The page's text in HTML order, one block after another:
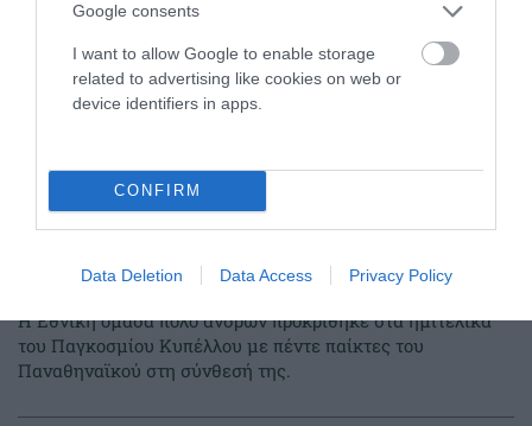
Google consents
I want to allow Google to enable storage
related to advertising like cookies on web or
device identifiers in apps.
CONFIRM
Data Deletion Data Access Privacy Policy
Στην τετράδα η Εθνική πόλο με
πέντε «πράσινους»
Η Εθνική ομάδα πόλο ανδρών προκρίθηκε στα ημιτελικά
του Παγκοσμίου Κυπέλλου με πέντε παίκτες του
Παναθηναϊκού στη σύνθεσή της.